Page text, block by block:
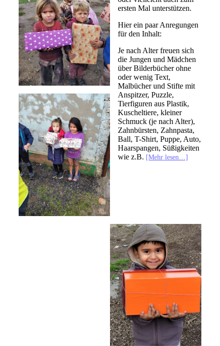
ersten Mal unterstützen.
Hier ein paar Anregungen
für den Inhalt:
Je nach Alter freuen sich
die Jungen und Mädchen
über Bilderbücher ohne
oder wenig Text,
Malbücher und Stifte mit
Anspitzer, Puzzle,
Tierfiguren aus Plastik,
Kuscheltiere, kleiner
Schmuck (je nach Alter),
Zahnbürsten, Zahnpasta,
Ball, T-Shirt, Puppe, Auto,
Haarspangen, Süßigkeiten
wie z.B. [Mehr lesen…]